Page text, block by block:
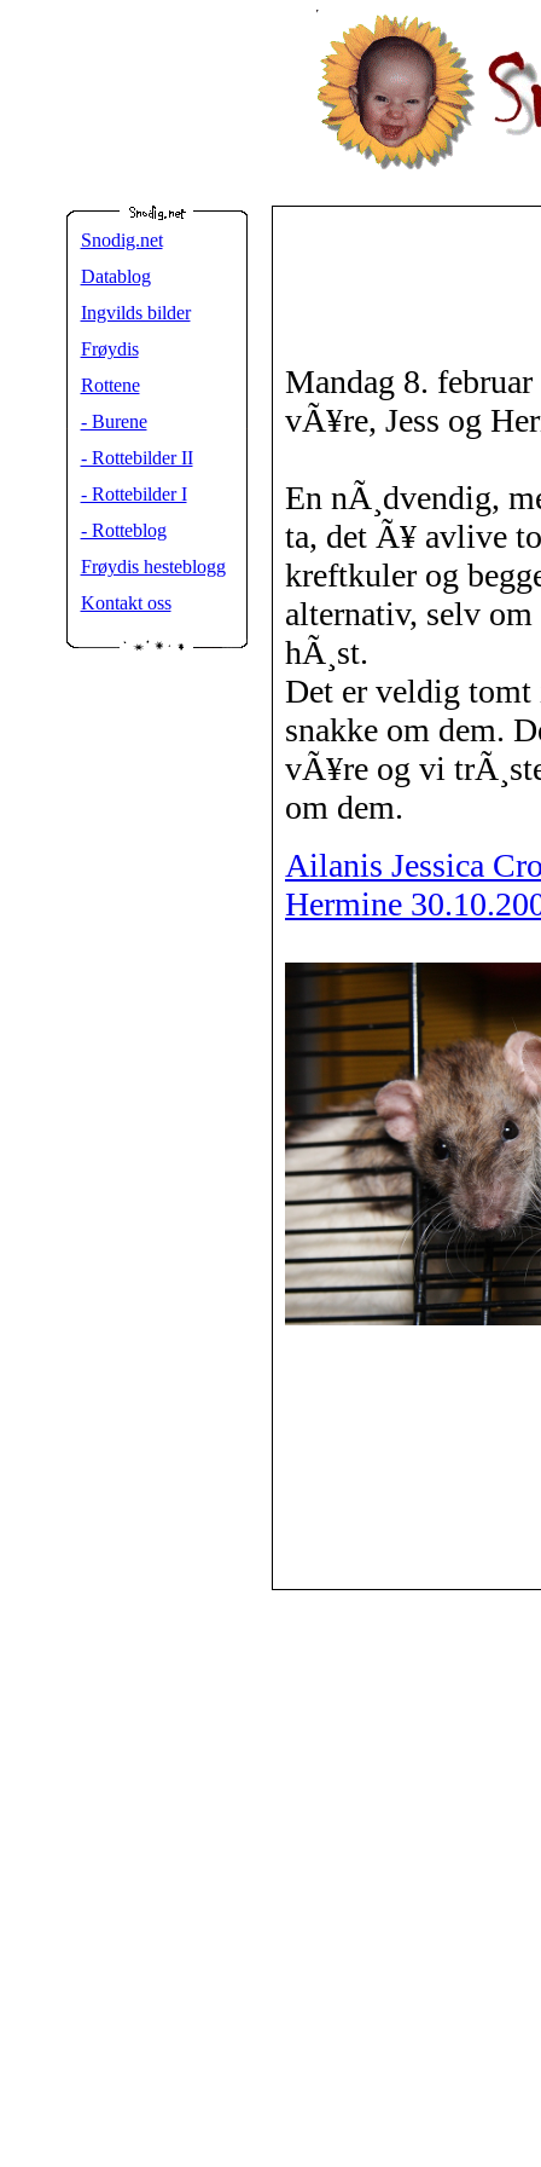
Snodig.net
Datablog
Ingvilds bilder
Frøydis
Rottene
- Burene
- Rottebilder II
- Rottebilder I
- Rotteblog
Frøydis hesteblogg
Kontakt oss
Mandag 8.
vÃ¥re, Jess og
En nÃ¸dvendig,
ta, det Ã¥ avlive
kreftkuler og
alternativ, selv
hÃ¸st.
Det er veldig
snakke om dem.
vÃ¥re og vi
om dem.
Ailanis Jessica
Hermine